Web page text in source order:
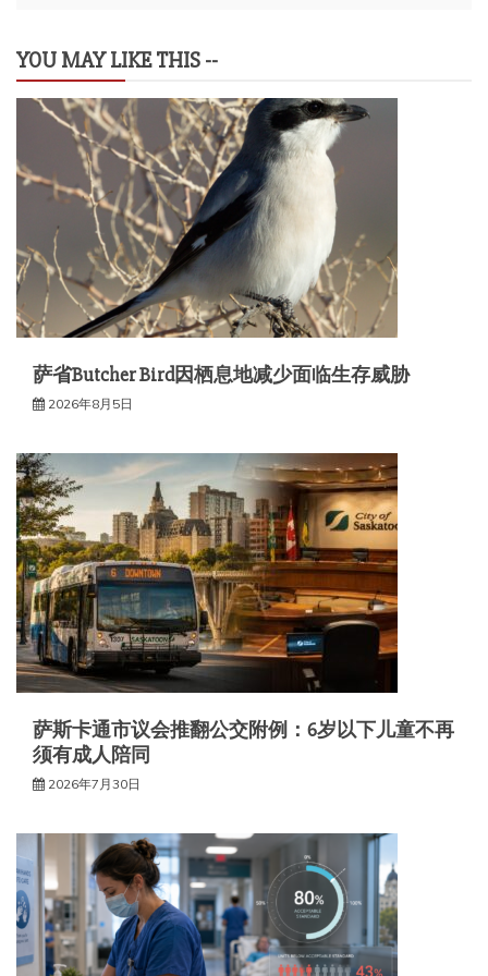
YOU MAY LIKE THIS --
萨省Butcher Bird因栖息地减少面临生存威胁
2026年8月5日
萨斯卡通市议会推翻公交附例：6岁以下儿童不再
须有成人陪同
2026年7月30日